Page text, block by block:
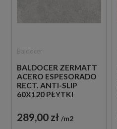
BALDOCER ZERMATT
ACERO ESPESORADO
RECT. ANTI-SLIP
60X120 PŁYTKI
GRESOWE
289,00 zł m2